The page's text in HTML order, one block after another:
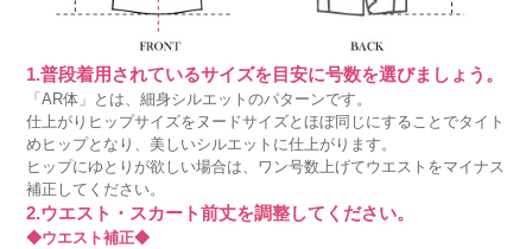
1.普段着用されているサイズを目安に号数を選びましょう。
「AR体」とは、細身シルエットのパターンです。
仕上がりヒップサイズをヌードサイズとほぼ同じにすることでタイト
めヒップとなり、美しいシルエットに仕上がります。
ヒップにゆとりが欲しい場合は、ワン号数上げてウエストをマイナス
補正してください。
2.ウエスト・スカート前丈を調整してください。
◆ウエスト補正◆